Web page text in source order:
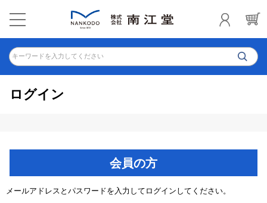
キーワードを入力してください
ログイン
会員の方
メールアドレスとパスワードを入力してログインしてください。